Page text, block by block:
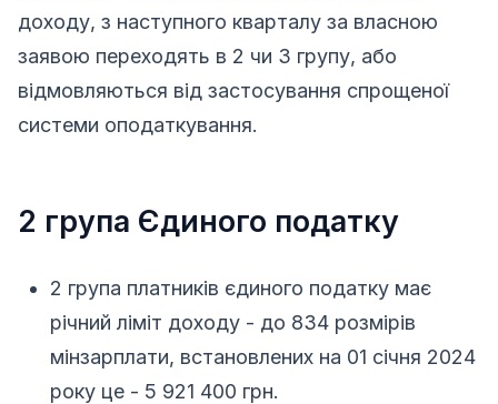
доходу, з наступного кварталу за власною
заявою переходять в 2 чи 3 групу, або
відмовляються від застосування спрощеної
системи оподаткування.
2 група Єдиного податку
2 група платників єдиного податку має
річний ліміт доходу - до 834 розмірів
мінзарплати, встановлених на 01 січня 2024
року це - 5 921 400 грн.